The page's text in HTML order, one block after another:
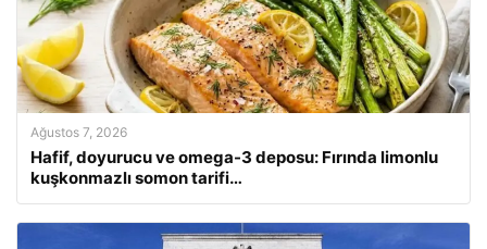
Ağustos 7, 2026
Hafif, doyurucu ve omega-3 deposu: Fırında limonlu
kuşkonmazlı somon tarifi…